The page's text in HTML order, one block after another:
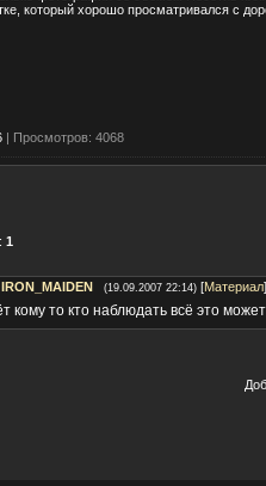
который хорошо просматривался с
| Просмотров: 4068
1
IRON_MAIDEN (19.09.2007 22:14)[Материал]
кому то кто наблюдать всё это может